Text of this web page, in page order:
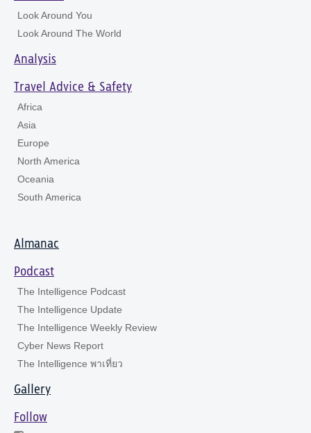
Look Around You
Look Around The World
Analysis
Travel Advice & Safety
Africa
Asia
Europe
North America
Oceania
South America
Almanac
Podcast
The Intelligence Podcast
The Intelligence Update
The Intelligence Weekly Review
Cyber News Report
The Intelligence พาเที่ยว
Gallery
Follow